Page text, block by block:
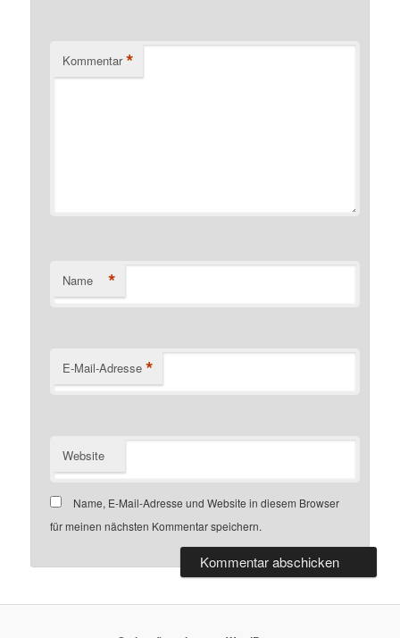
Kommentar *
Name *
E-Mail-Adresse *
Website
Name, E-Mail-Adresse und Website in diesem Browser
für meinen nächsten Kommentar speichern.